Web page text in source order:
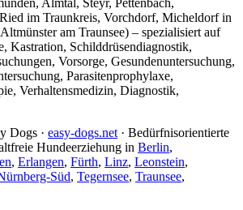
im Traunkreis, Vorchdorf, Micheldorf in
am Traunsee) – spezialisiert auf
Kastration, Schilddrüsendiagnostik,
Vorsorge, Gesundenuntersuchung,
Parasitenprophylaxe,
Verhaltensmedizin, Diagnostik,
Dogs · easy-dogs.net · Bedürfnisorientierte
Hundeerziehung in Berlin,
, Erlangen, Fürth, Linz, Leonstein,
Süd, Tegernsee, Traunsee,